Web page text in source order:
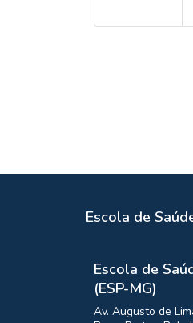
Escola de
Escola de
(ESP-MG)
Av. Augusto de